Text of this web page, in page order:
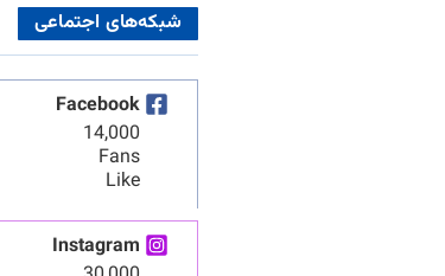
شبکه‌های اجتماعی
Facebook
14,000
Fans
Like
Instagram